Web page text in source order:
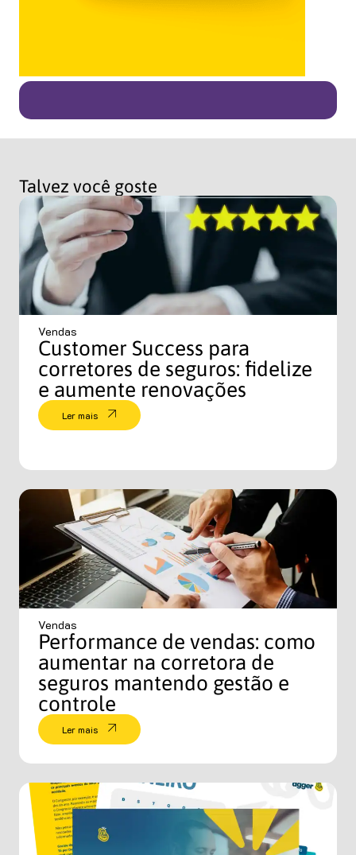
Talvez você goste
Vendas
Customer Success para
corretores de seguros: fidelize
e aumente renovações
Ler mais
Vendas
Performance de vendas: como
aumentar na corretora de
seguros mantendo gestão e
controle
Ler mais